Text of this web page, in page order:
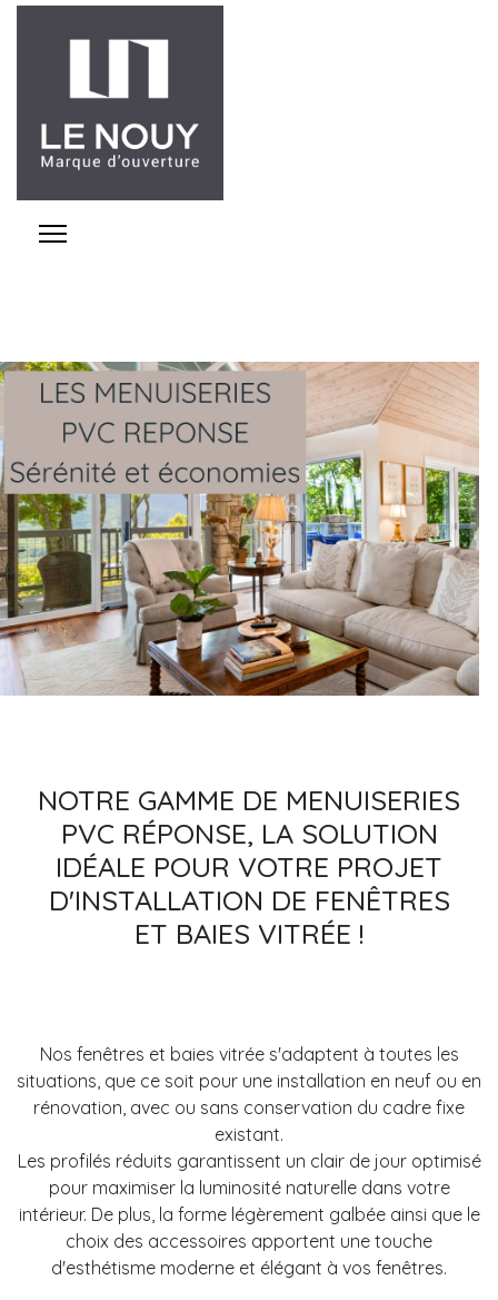
NOTRE GAMME DE MENUISERIES
PVC RÉPONSE, LA SOLUTION
IDÉALE POUR VOTRE PROJET
D'INSTALLATION DE FENÊTRES
ET BAIES VITRÉE !
Nos fenêtres et baies vitrée s'adaptent à toutes les
situations, que ce soit pour une installation en neuf ou en
rénovation, avec ou sans conservation du cadre fixe
existant.
Les profilés réduits garantissent un clair de jour optimisé
pour maximiser la luminosité naturelle dans votre
intérieur. De plus, la forme légèrement galbée ainsi que le
choix des accessoires apportent une touche
d'esthétisme moderne et élégant à vos fenêtres.